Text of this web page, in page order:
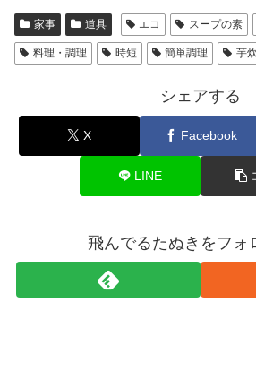
家事 道具 エコ スープの素
料理・調理 時短 簡単調理 芋
シェアする
X Facebook
LINE
飛んでるたぬきをフォ